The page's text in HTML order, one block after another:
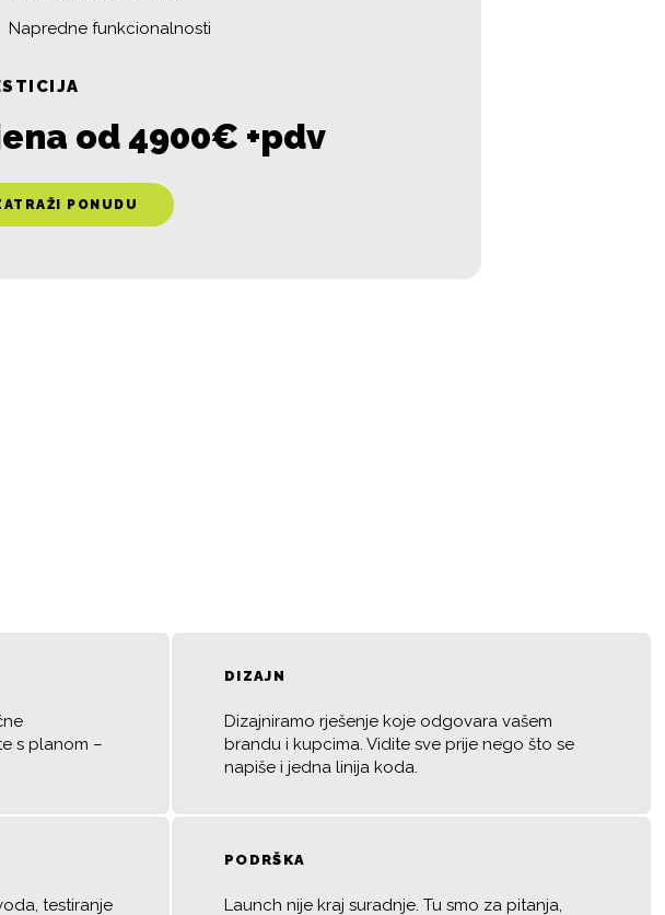
Napredne funkcionalnosti
od 4900€ +pdv
PONUDU
s planom –
DIZAJN
Dizajniramo rješenje koje odgovara vašem
brandu i kupcima. Vidite sve prije nego što se
napiše i jedna linija koda.
testiranje
PODRŠKA
Launch nije kraj suradnje. Tu smo za pitanja,